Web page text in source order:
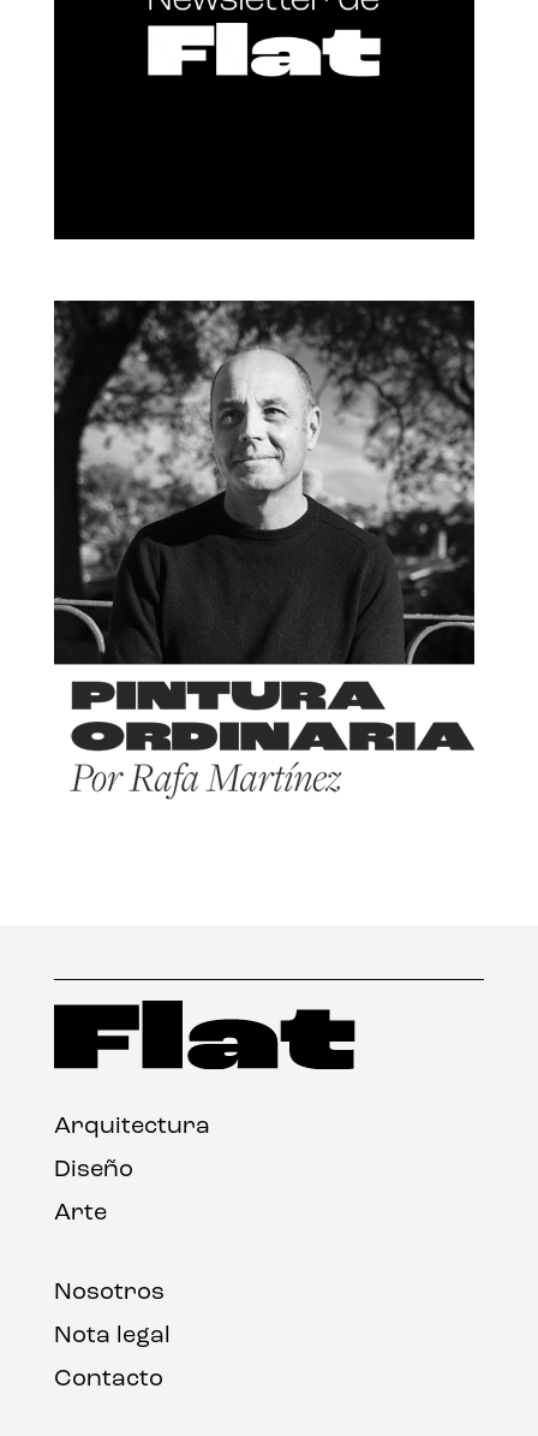
Arquitectura
Diseño
Arte
Nosotros
Nota legal
Contacto